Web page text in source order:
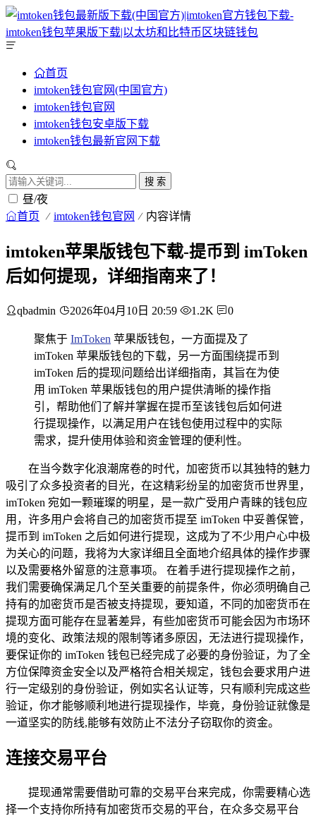
首页
imtoken钱包官网(中国官方)
imtoken钱包官网
imtoken钱包安卓版下载
imtoken钱包最新官网下载
搜 索
昼/夜
首页 imtoken钱包官网 内容详情
imtoken苹果版钱包下载-提币到 imToken
后如何提现，详细指南来了！
qbadmin 2026年04月10日 20:59 1.2K 0
聚焦于 ImToken 苹果版钱包，一方面提及了
imToken 苹果版钱包的下载，另一方面围绕提币到
imToken 后的提现问题给出详细指南，其旨在为使
用 imToken 苹果版钱包的用户提供清晰的操作指
引，帮助他们了解并掌握在提币至该钱包后如何进
行提现操作，以满足用户在钱包使用过程中的实际
需求，提升使用体验和资金管理的便利性。
在当今数字化浪潮席卷的时代，加密货币以其独特的魅力
吸引了众多投资者的目光，在这精彩纷呈的加密货币世界里，
imToken 宛如一颗璀璨的明星，是一款广受用户青睐的钱包应
用，许多用户会将自己的加密货币提至 imToken 中妥善保管，
提币到 imToken 之后如何进行提现，这成为了不少用户心中极
为关心的问题，我将为大家详细且全面地介绍具体的操作步骤
以及需要格外留意的注意事项。 在着手进行提现操作之前，
我们需要确保满足几个至关重要的前提条件，你必须明确自己
持有的加密货币是否被支持提现，要知道，不同的加密货币在
提现方面可能存在显著差异，有些加密货币可能会因为市场环
境的变化、政策法规的限制等诸多原因，无法进行提现操作，
要保证你的 imToken 钱包已经完成了必要的身份验证，为了全
方位保障资金安全以及严格符合相关规定，钱包会要求用户进
行一定级别的身份验证，例如实名认证等，只有顺利完成这些
验证，你才能够顺利地进行提现操作，毕竟，身份验证就像是
一道坚实的防线,能够有效防止不法分子窃取你的资金。
连接交易平台
提现通常需要借助可靠的交易平台来完成，你需要精心选
择一个支持你所持有加密货币交易的平台，在众多交易平台